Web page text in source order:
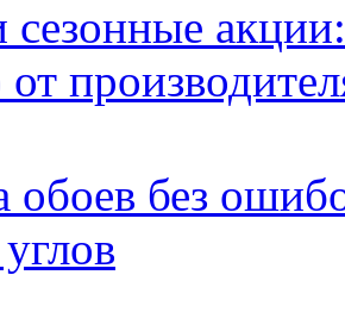
обоев без